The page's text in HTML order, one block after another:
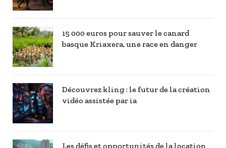
15 000 euros pour sauver le canard
basque Kriaxera, une race en danger
Découvrez kling : le futur de la création
vidéo assistée par ia
Les défis et opportunités de la location